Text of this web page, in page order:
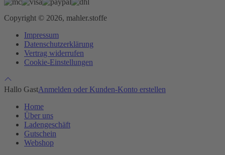
Copyright © 2026, mahler.stoffe
Impressum
Datenschutzerklärung
Vertrag widerrufen
Cookie-Einstellungen
Hallo GastAnmelden oder Kunden-Konto erstellen
Home
Über uns
Ladengeschäft
Gutschein
Webshop